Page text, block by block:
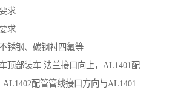
求
求
锈钢、碳钢衬四氟等
顶部装车 法兰接口向上，AL1401配
配管管线接口方向与AL1401